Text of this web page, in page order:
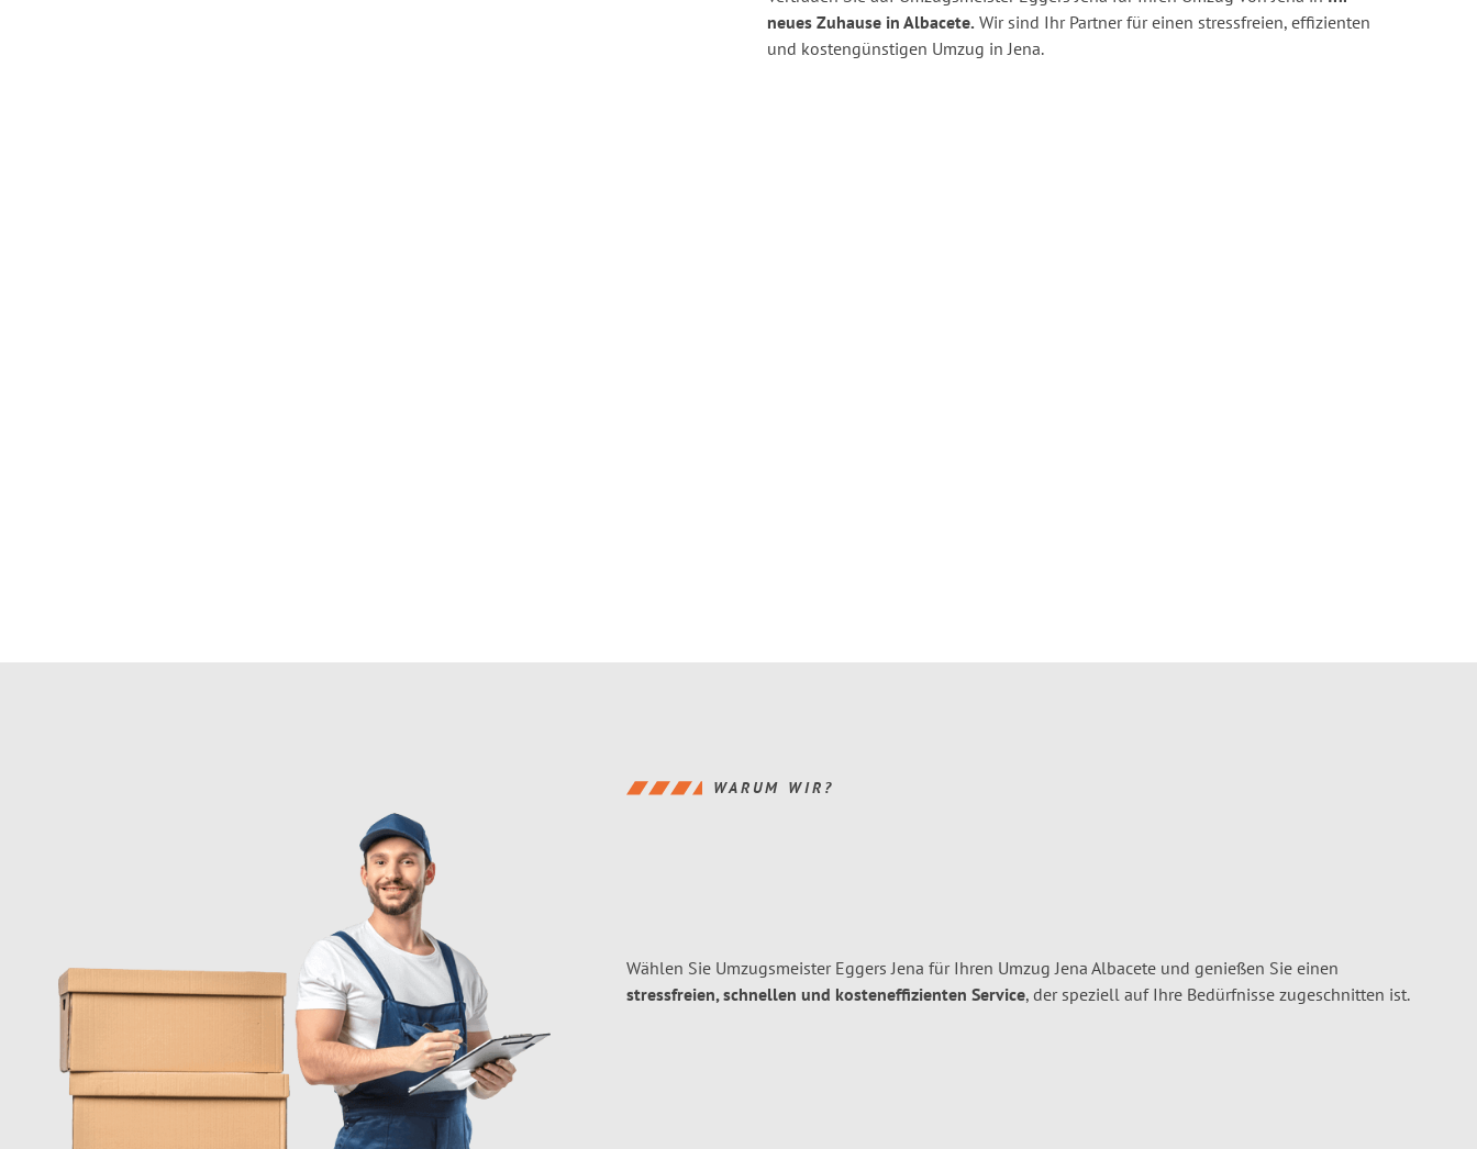
neues Zuhause in Albacete. Wir sind Ihr Partner für einen stressfreien, effizienten
und kostengünstigen Umzug in Jena.
WARUM WIR?
Wählen Sie Umzugsmeister Eggers Jena für Ihren Umzug Jena Albacete und genießen Sie einen
stressfreien, schnellen und kosteneffizienten Service, der speziell auf Ihre Bedürfnisse zugeschnitten ist.